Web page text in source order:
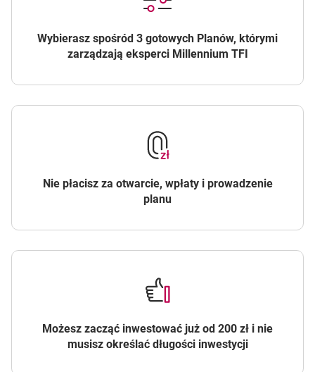
Wybierasz spośród 3 gotowych Planów, którymi
zarządzają eksperci Millennium TFI
Nie płacisz za otwarcie, wpłaty i prowadzenie
planu
Możesz zacząć inwestować już od 200 zł i nie
musisz określać długości inwestycji